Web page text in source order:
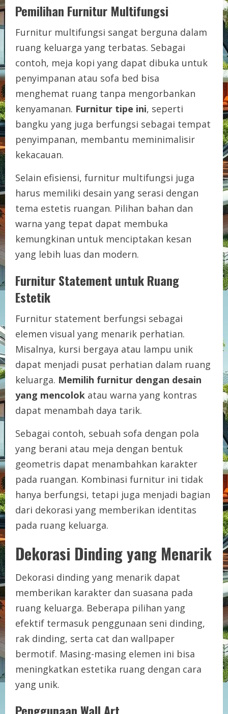
Pemilihan Furnitur Multifungsi
Furnitur multifungsi sangat berguna dalam
ruang keluarga yang terbatas. Sebagai
contoh, meja kopi yang dapat dibuka untuk
penyimpanan atau sofa bed bisa
menghemat ruang tanpa mengorbankan
kenyamanan. Furnitur tipe ini, seperti
bangku yang juga berfungsi sebagai tempat
penyimpanan, membantu meminimalisir
kekacauan.
Selain efisiensi, furnitur multifungsi juga
harus memiliki desain yang serasi dengan
tema estetis ruangan. Pilihan bahan dan
warna yang tepat dapat membuka
kemungkinan untuk menciptakan kesan
yang lebih luas dan modern.
Furnitur Statement untuk Ruang
Estetik
Furnitur statement berfungsi sebagai
elemen visual yang menarik perhatian.
Misalnya, kursi bergaya atau lampu unik
dapat menjadi pusat perhatian dalam ruang
keluarga. Memilih furnitur dengan desain
yang mencolok atau warna yang kontras
dapat menambah daya tarik.
Sebagai contoh, sebuah sofa dengan pola
yang berani atau meja dengan bentuk
geometris dapat menambahkan karakter
pada ruangan. Kombinasi furnitur ini tidak
hanya berfungsi, tetapi juga menjadi bagian
dari dekorasi yang memberikan identitas
pada ruang keluarga.
Dekorasi Dinding yang Menarik
Dekorasi dinding yang menarik dapat
memberikan karakter dan suasana pada
ruang keluarga. Beberapa pilihan yang
efektif termasuk penggunaan seni dinding,
rak dinding, serta cat dan wallpaper
bermotif. Masing-masing elemen ini bisa
meningkatkan estetika ruang dengan cara
yang unik.